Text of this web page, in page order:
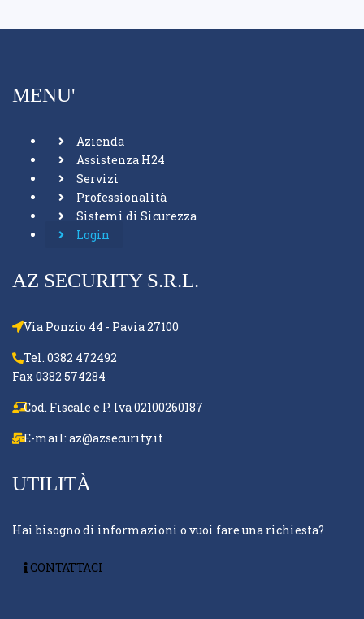
MENU'
Azienda
Assistenza H24
Servizi
Professionalità
Sistemi di Sicurezza
Login
AZ SECURITY S.R.L.
Via Ponzio 44 - Pavia 27100
Tel. 0382 472492
Fax 0382 574284
Cod. Fiscale e P. Iva 02100260187
E-mail: az@azsecurity.it
UTILITÀ
Hai bisogno di informazioni o vuoi fare una richiesta?
CONTATTACI